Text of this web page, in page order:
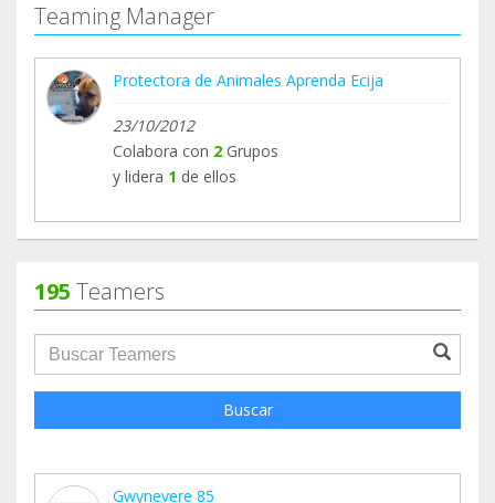
Teaming Manager
Protectora de Animales Aprenda Ecija
23/10/2012
Colabora con 2 Grupos
y lidera 1 de ellos
195 Teamers
groupProfile.searchForm.search.text???
Buscar
Gwynevere 85